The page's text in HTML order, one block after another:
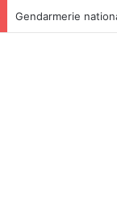
Anhui: le pont